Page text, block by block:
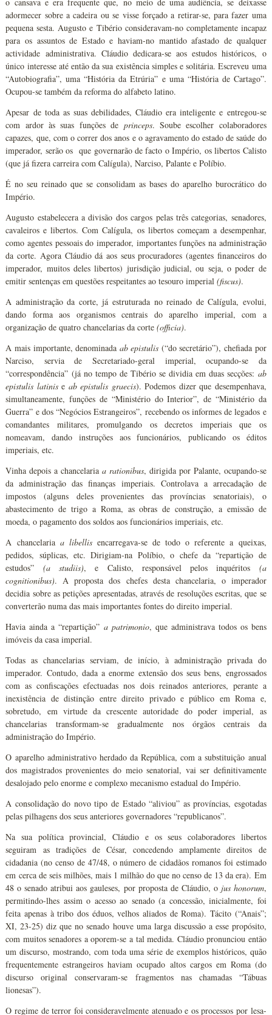
adormecer sobre a cadeira ou se visse forçado a retirar-se, para fazer uma
pequena sesta. Augusto e Tibério consideravam-no completamente incapaz
para os assuntos de Estado e haviam-no mantido afastado de qualquer
actividade administrativa. Cláudio dedicara-se aos estudos históricos, o
único interesse até então da sua existência simples e solitária. Escreveu uma
“Autobiografia”, uma “História da Etrúria” e uma “História de Cartago”.
Ocupou-se também da reforma do alfabeto latino.
Apesar de toda as suas debilidades, Cláudio era inteligente e entregou-se
com ardor às suas funções de princeps. Soube escolher colaboradores
capazes, que, com o correr dos anos e o agravamento do estado de saúde do
imperador, serão os que governarão de facto o Império, os libertos Calisto
(que já fizera carreira com Calígula), Narciso, Palante e Políbio.
É no seu reinado que se consolidam as bases do aparelho burocrático do
Império.
Augusto estabelecera a divisão dos cargos pelas três categorias, senadores,
cavaleiros e libertos. Com Calígula, os libertos começam a desempenhar,
como agentes pessoais do imperador, importantes funções na administração
da corte. Agora Cláudio dá aos seus procuradores (agentes financeiros do
imperador, muitos deles libertos) jurisdição judicial, ou seja, o poder de
emitir sentenças em questões respeitantes ao tesouro imperial(fiscus).
A administração da corte, já estruturada no reinado de Calígula, evolui,
dando forma aos organismos centrais do aparelho imperial, com a
organização de quatro chancelarias da corte(officia).
A mais importante, denominada ab epistulis (“do secretário”), chefiada por
Narciso, servia de Secretariado-geral imperial, ocupando-se da
“correspondência” (já no tempo de Tibério se dividia em duas secções: ab
epistulis latinise ab epistulis graecis). Podemos dizer que desempenhava,
simultaneamente, funções de “Ministério do Interior”, de “Ministério da
Guerra” e dos “Negócios Estrangeiros”, recebendo os informes de legados e
comandantes militares, promulgando os decretos imperiais que os
nomeavam, dando instruções aos funcionários, publicando os éditos
imperiais, etc.
Vinha depois a chancelariaa rationibus, dirigida por Palante, ocupando-se
da administração das finanças imperiais. Controlava a arrecadação de
impostos (alguns deles provenientes das províncias senatoriais), o
abastecimento de trigo a Roma, as obras de construção, a emissão de
moeda, o pagamento dos soldos aos funcionários imperiais, etc.
A chancelaria a libellisencarregava-se de todo o referente a queixas,
pedidos, súplicas, etc. Dirigiam-na Políbio, o chefe da “repartição de
estudos” (a studiis), e Calisto, responsável pelos inquéritos (a
cognitionibus). A proposta dos chefes desta chancelaria, o imperador
decidia sobre as petições apresentadas, através de resoluções escritas, que se
converterão numa das mais importantes fontes do direito imperial.
Havia ainda a “repartição” a patrimonio, que administrava todos os bens
imóveis da casa imperial.
Todas as chancelarias serviam, de início, à administração privada do
imperador. Contudo, dada a enorme extensão dos seus bens, engrossados
com as confiscações efectuadas nos dois reinados anteriores, perante a
inexistência de distinção entre direito privado e público em Roma e,
sobretudo, em virtude da crescente autoridade do poder imperial, as
chancelarias transformam-se gradualmente nos órgãos centrais da
administração do Império.
O aparelho administrativo herdado da República, com a substituição anual
dos magistrados provenientes do meio senatorial, vai ser definitivamente
desalojado pelo enorme e complexo mecanismo estadual do Império.
A consolidação do novo tipo de Estado “aliviou” as províncias, esgotadas
pelas pilhagens dos seus anteriores governadores “republicanos”.
Na sua política provincial, Cláudio e os seus colaboradores libertos
seguiram as tradições de César, concedendo amplamente direitos de
cidadania (no censo de 47/48, o número de cidadãos romanos foi estimado
em cerca de seis milhões, mais 1 milhão do que no censo de 13 da era). Em
48 o senado atribui aos gauleses, por proposta de Cláudio, o jus honorum,
permitindo-lhes assim o acesso ao senado (a concessão, inicialmente, foi
feita apenas à tribo dos éduos, velhos aliados de Roma). Tácito (“Anais”;
XI, 23-25) diz que no senado houve uma larga discussão a esse propósito,
com muitos senadores a oporem-se a tal medida. Cláudio pronunciou então
um discurso, mostrando, com toda uma série de exemplos históricos, quão
frequentemente estrangeiros haviam ocupado altos cargos em Roma (do
discurso original conservaram-se fragmentos nas chamadas “Tábuas
lionesas”).
O regime de terror foi consideravelmente atenuado e os processos por lesa-